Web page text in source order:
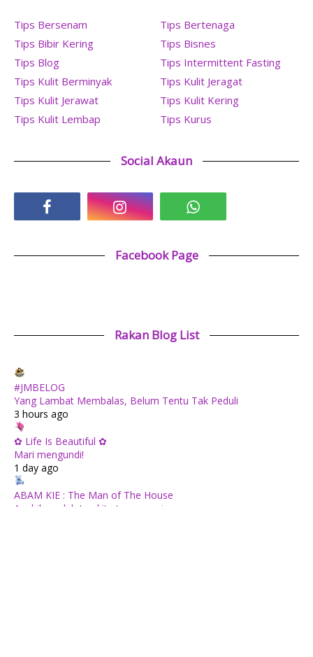
Tips Bersenam
Tips Bertenaga
Tips Bibir Kering
Tips Bisnes
Tips Blog
Tips Intermittent Fasting
Tips Kulit Berminyak
Tips Kulit Jeragat
Tips Kulit Jerawat
Tips Kulit Kering
Tips Kulit Lembap
Tips Kurus
Social Akaun
Facebook Page
Rakan Blog List
#JMBELOG
Yang Lambat Membalas, Belum Tentu Tak Peduli
3 hours ago
✿ Life Is Beautiful ✿
Mari mengundi!
1 day ago
ABAM KIE : The Man of The House
Apabila sudah tua kita tenang saja...